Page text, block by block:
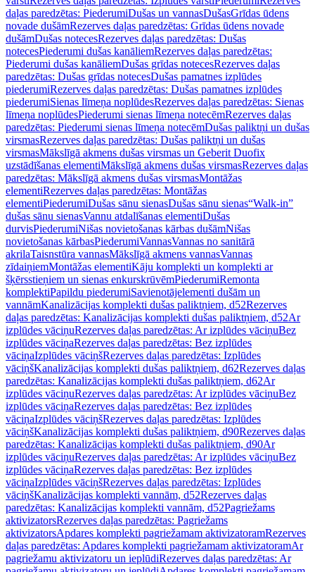
daļas paredzētas: PiederumiDušas un vannasDušasGrīdas ūdens
novade dušāmRezerves daļas paredzētas: Grīdas ūdens novade
dušāmDušas notecesRezerves daļas paredzētas: Dušas
notecesPiederumi dušas kanāliemRezerves daļas paredzētas:
Piederumi dušas kanāliemDušas grīdas notecesRezerves daļas
paredzētas: Dušas grīdas notecesDušas pamatnes izplūdes
piederumiRezerves daļas paredzētas: Dušas pamatnes izplūdes
piederumiSienas līmeņa noplūdesRezerves daļas paredzētas: Sienas
līmeņa noplūdesPiederumi sienas līmeņa notecēmRezerves daļas
paredzētas: Piederumi sienas līmeņa notecēmDušas paliktņi un dušas
virsmasRezerves daļas paredzētas: Dušas paliktņi un dušas
virsmasMākslīgā akmens dušas virsmas un Geberit Duofix
uzstādīšanas elementiMākslīgā akmens dušas virsmasRezerves daļas
paredzētas: Mākslīgā akmens dušas virsmasMontāžas
elementiRezerves daļas paredzētas: Montāžas
elementiPiederumiDušas sānu sienasDušas sānu sienas“Walk-in”
dušas sānu sienasVannu atdalīšanas elementiDušas
durvisPiederumiNišas novietošanas kārbas dušāmNišas
novietošanas kārbasPiederumiVannasVannas no sanitārā
akrilaTaisnstūra vannasMākslīgā akmens vannasVannas
zīdaiņiemMontāžas elementiKāju komplekti un komplekti ar
šķērsstieņiem un sienas enkurskrūvēmPiederumiRemonta
komplektiPapildu piederumiSavienotājelementi dušām un
vannāmKanalizācijas komplekti dušas paliktņiem, d52Rezerves
daļas paredzētas: Kanalizācijas komplekti dušas paliktņiem, d52Ar
izplūdes vāciņuRezerves daļas paredzētas: Ar izplūdes vāciņuBez
izplūdes vāciņaRezerves daļas paredzētas: Bez izplūdes
vāciņaIzplūdes vāciņšRezerves daļas paredzētas: Izplūdes
vāciņšKanalizācijas komplekti dušas paliktņiem, d62Rezerves daļas
paredzētas: Kanalizācijas komplekti dušas paliktņiem, d62Ar
izplūdes vāciņuRezerves daļas paredzētas: Ar izplūdes vāciņuBez
izplūdes vāciņaRezerves daļas paredzētas: Bez izplūdes
vāciņaIzplūdes vāciņšRezerves daļas paredzētas: Izplūdes
vāciņšKanalizācijas komplekti dušas paliktņiem, d90Rezerves daļas
paredzētas: Kanalizācijas komplekti dušas paliktņiem, d90Ar
izplūdes vāciņuRezerves daļas paredzētas: Ar izplūdes vāciņuBez
izplūdes vāciņaRezerves daļas paredzētas: Bez izplūdes
vāciņaIzplūdes vāciņšRezerves daļas paredzētas: Izplūdes
vāciņšKanalizācijas komplekti vannām, d52Rezerves daļas
paredzētas: Kanalizācijas komplekti vannām, d52Pagriežams
aktivizatorsRezerves daļas paredzētas: Pagriežams
aktivizatorsApdares komplekti pagriežamam aktivizatoramRezerves
daļas paredzētas: Apdares komplekti pagriežamam aktivizatoramAr
pagriežamu aktivizatoru un ieplūdiRezerves daļas paredzētas: Ar